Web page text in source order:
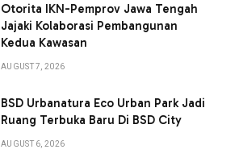
Otorita IKN-Pemprov Jawa Tengah
Jajaki Kolaborasi Pembangunan
Kedua Kawasan
AUGUST 7, 2026
BSD Urbanatura Eco Urban Park Jadi
Ruang Terbuka Baru Di BSD City
AUGUST 6, 2026